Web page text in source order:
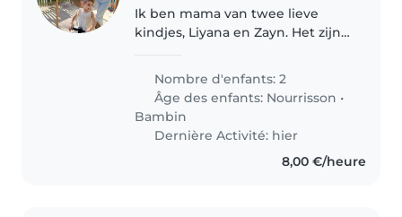
Ik ben mama van twee lieve
kindjes, Liyana en Zayn. Het zijn
hebben een vast slaapritme en
gaan elke avond om 21u naar..
Nombre d'enfants: 2
Âge des enfants: Nourrisson •
Bambin
Dernière Activité: hier
8,00 €/heure